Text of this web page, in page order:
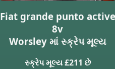
Fiat grande punto active
8v
Worsley માં સ્ક્રેપ મૂલ્ય
સ્ક્રેપ મૂલ્ય £211 છે